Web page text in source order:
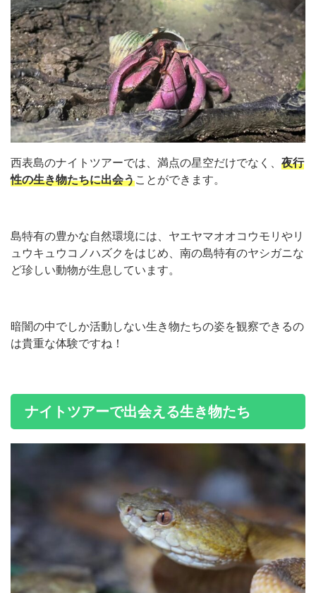
西表島のナイトツアーでは、満点の星空だけでなく、 夜行
性の生き物たちに出会うことができます。
島特有の豊かな自然環境には、ヤエヤマオオコウモリやリ
ュウキュウコノハズクをはじめ、南の島特有のヤシガニな
ど珍しい動物が生息しています。
暗闇の中でしか活動しない生き物たちの姿を観察できるの
は貴重な体験ですね！
ナイトツアーで出会える生き物たち